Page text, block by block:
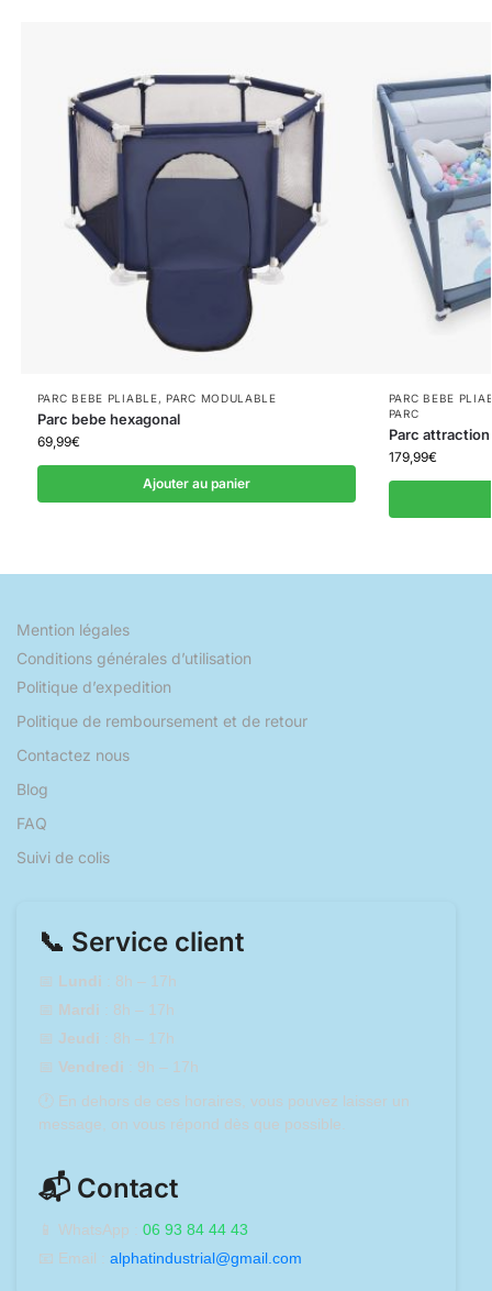
PARC BEBE PLIABLE, PARC MODULABLE
Parc bebe hexagonal
69,99€
Ajouter au panier
PARC BEBE
PARC
Parc
179,99€
Mention légales
Conditions générales d’utilisation
Politique d’expedition
Politique de remboursement et de retour
Contactez nous
Blog
FAQ
Suivi de colis
📞 Service client
📅 Lundi : 8h – 17h
📅 Mardi : 8h – 17h
📅 Jeudi : 8h – 17h
📅 Vendredi : 9h – 17h
🕐 En dehors de ces horaires, vous pouvez laisser un
message, on vous répond dès que possible.
📬 Contact
📱 WhatsApp : 06 93 84 44 43
📧 Email : alphatindustrial@gmail.com